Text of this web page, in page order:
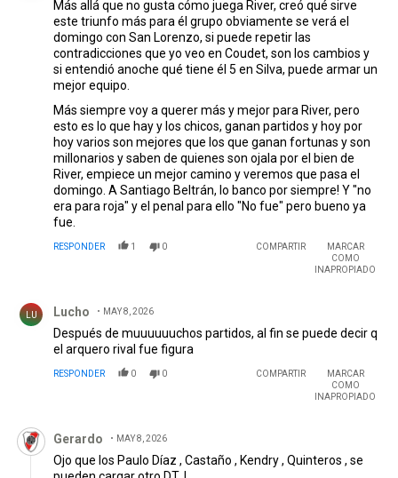
Más allá que no gusta cómo juega River, creó qué sirve
este triunfo más para él grupo obviamente se verá el
domingo con San Lorenzo, si puede repetir las
contradicciones que yo veo en Coudet, son los cambios y
si entendió anoche qué tiene él 5 en Silva, puede armar un
mejor equipo.
Más siempre voy a querer más y mejor para River, pero
esto es lo que hay y los chicos, ganan partidos y hoy por
hoy varios son mejores que los que ganan fortunas y son
millonarios y saben de quienes son ojala por el bien de
River, empiece un mejor camino y veremos que pasa el
domingo. A Santiago Beltrán, lo banco por siempre! Y "no
era para roja" y el penal para ello "No fue" pero bueno ya
fue.
RESPONDER 1 0 COMPARTIR
MARCAR
COMO
INAPROPIADO
LU Lucho MAY 8, 2026
Después de muuuuuuchos partidos, al fin se puede decir q
el arquero rival fue figura
RESPONDER 0 0 COMPARTIR
MARCAR
COMO
INAPROPIADO
Comentario de Gerardo.
Gerardo MAY 8, 2026
Ojo que los Paulo Díaz , Castaño , Kendry , Quinteros , se